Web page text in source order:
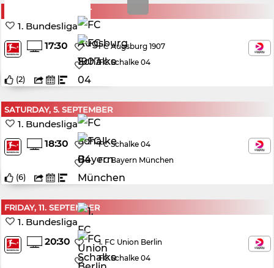
SUNDAY, 30. AUGUST
1. Bundesliga
17:30
FC Augsburg 1907
FC Schalke 04
(2)
SATURDAY, 5. SEPTEMBER
1. Bundesliga
18:30
FC Schalke 04
FC Bayern München
(6)
FRIDAY, 11. SEPTEMBER
1. Bundesliga
20:30
1. FC Union Berlin
FC Schalke 04